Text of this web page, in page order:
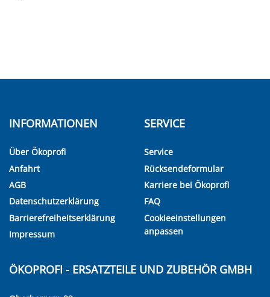
INFORMATIONEN
Über Ökoprofi
Anfahrt
AGB
Datenschutzerklärung
Barrierefreiheitserklärung
Impressum
SERVICE
Service
Rücksendeformular
Karriere bei Ökoprofi
FAQ
Cookieeinstellungen
anpassen
ÖKOPROFI - ERSATZTEILE UND ZUBEHÖR GMBH